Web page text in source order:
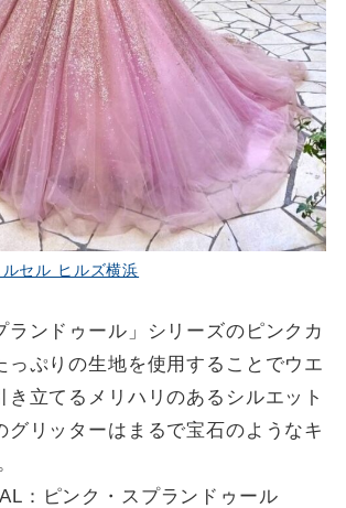
セル ヒルズ横浜
ランドゥール」シリーズのピンクカ
っぷりの生地を使用することでウエ
き立てるメリハリのあるシルエット
グリッターはまるで宝石のようなキ
： ピンク・スプランドゥール